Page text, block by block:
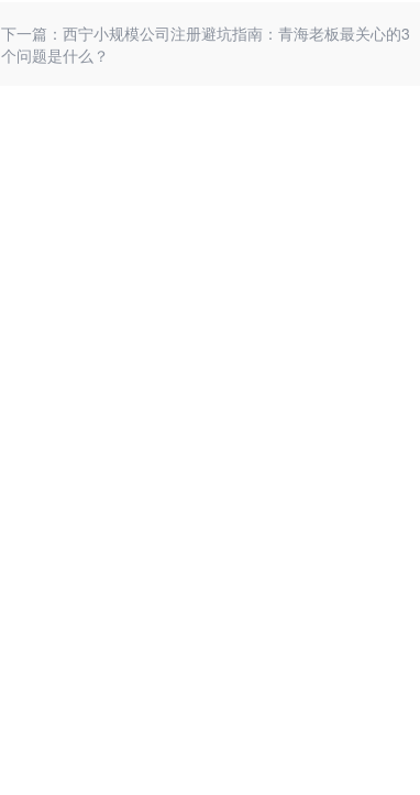
下一篇：西宁小规模公司注册避坑指南：青海老板最关心的3
个问题是什么？